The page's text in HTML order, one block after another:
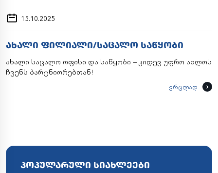
15.10.2025
ᲐᲮᲐᲚᲘ ᲤᲘᲚᲘᲐᲚᲘ/ᲡᲐᲪᲐᲚᲝ ᲡᲐᲬᲧᲝᲑᲘ
ახალი საცალო ოფისი და საწყობი — კიდევ უფრო ახლოს
ჩვენს პარტნიორებთან!
ვრცლად
ᲞᲝᲞᲣᲚᲐᲠᲣᲚᲘ ᲡᲘᲐᲮᲚᲔᲔᲑᲘ